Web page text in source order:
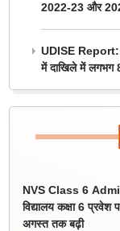
2022-23 और
UDISE Report:
में दाखिले में लगभग
NVS Class 6
विद्यालय कक्षा 6 प्रवेश
अगस्त तक बढ़ी